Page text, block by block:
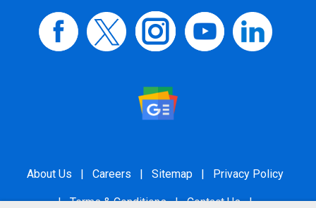
About Us Careers Sitemap Privacy Policy
| Terms & Conditions | Contact Us |